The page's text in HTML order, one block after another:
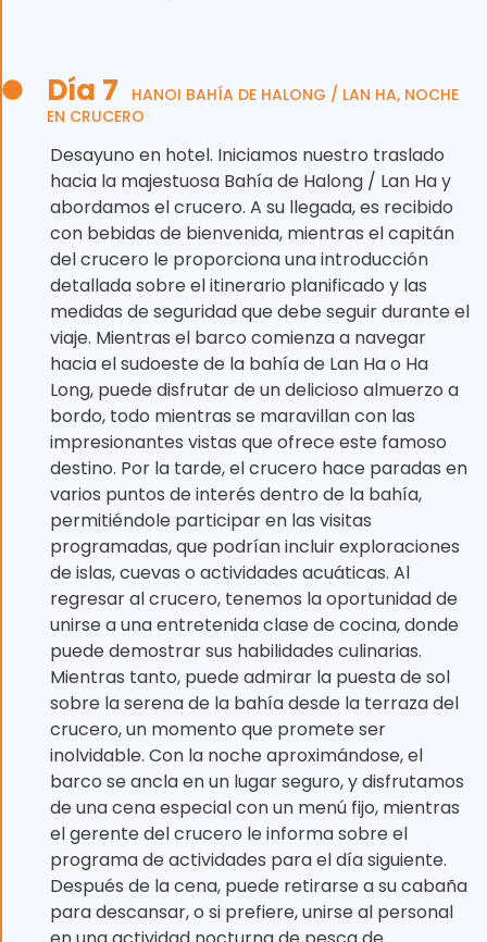
Día 7
HANOI BAHÍA DE HALONG / LAN HA, NOCHE
EN CRUCERO
Desayuno en hotel. Iniciamos nuestro traslado
hacia la majestuosa Bahía de Halong / Lan Ha y
abordamos el crucero. A su llegada, es recibido
con bebidas de bienvenida, mientras el capitán
del crucero le proporciona una introducción
detallada sobre el itinerario planificado y las
medidas de seguridad que debe seguir durante el
viaje. Mientras el barco comienza a navegar
hacia el sudoeste de la bahía de Lan Ha o Ha
Long, puede disfrutar de un delicioso almuerzo a
bordo, todo mientras se maravillan con las
impresionantes vistas que ofrece este famoso
destino. Por la tarde, el crucero hace paradas en
varios puntos de interés dentro de la bahía,
permitiéndole participar en las visitas
programadas, que podrían incluir exploraciones
de islas, cuevas o actividades acuáticas. Al
regresar al crucero, tenemos la oportunidad de
unirse a una entretenida clase de cocina, donde
puede demostrar sus habilidades culinarias.
Mientras tanto, puede admirar la puesta de sol
sobre la serena de la bahía desde la terraza del
crucero, un momento que promete ser
inolvidable. Con la noche aproximándose, el
barco se ancla en un lugar seguro, y disfrutamos
de una cena especial con un menú fijo, mientras
el gerente del crucero le informa sobre el
programa de actividades para el día siguiente.
Después de la cena, puede retirarse a su cabaña
para descansar, o si prefiere, unirse al personal